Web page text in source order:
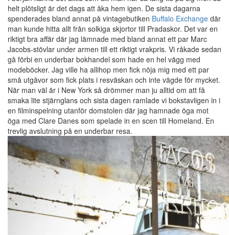
helt plötsligt är det dags att åka hem igen. De sista dagarna
spenderades bland annat på vintagebutiken Buffalo Exchange där
man kunde hitta allt från solkiga skjortor till Pradaskor. Det var en
riktigt bra affär där jag lämnade med bland annat ett par Marc
Jacobs-stövlar under armen till ett riktigt vrakpris. Vi råkade sedan
gå förbi en underbar bokhandel som hade en hel vägg med
modeböcker. Jag ville ha allihop men fick nöja mig med ett par
små utgåvor som fick plats i resväskan och inte vägde för mycket.
När man väl är i New York så drömmer man ju alltid om att få
smaka lite stjärnglans och sista dagen ramlade vi bokstavligen in i
en filminspelning utanför domstolen där jag hamnade öga mot
öga med Clare Danes som spelade in en scen till Homeland. En
trevlig avslutning på en underbar resa.